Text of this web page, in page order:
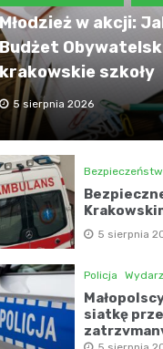
w akcji:
Budżet
szkoły
5 sierpnia 2026
5 sierpnia
Policja
siatkę